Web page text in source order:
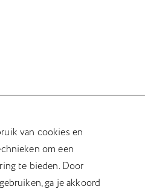
van cookies en
om een
te bieden. Door
ga je akkoord